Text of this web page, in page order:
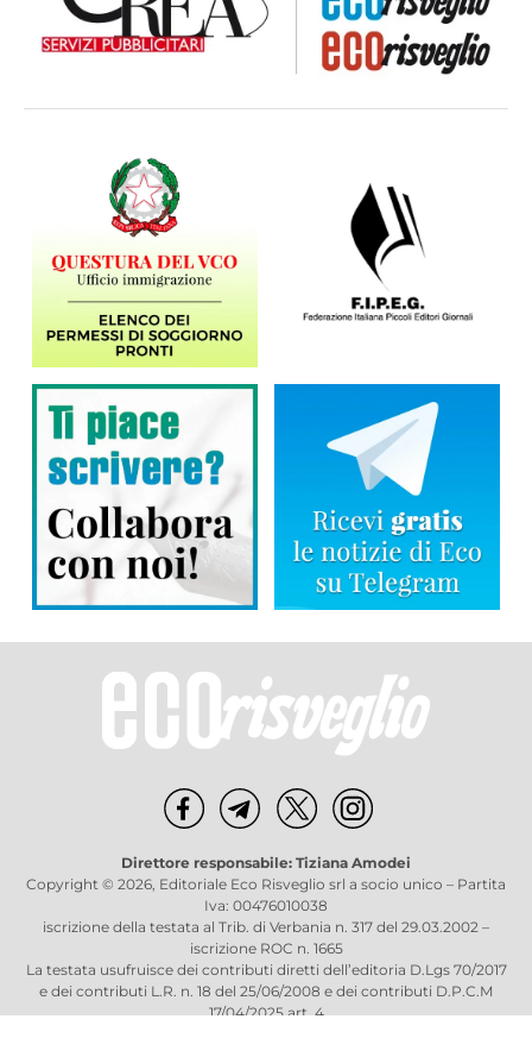
Direttore responsabile: Tiziana Amodei
Copyright © 2026, Editoriale Eco Risveglio srl a socio unico – Partita
Iva: 00476010038
iscrizione della testata al Trib. di Verbania n. 317 del 29.03.2002 –
iscrizione ROC n. 1665
La testata usufruisce dei contributi diretti dell’editoria D.Lgs 70/2017
e dei contributi L.R. n. 18 del 25/06/2008 e dei contributi D.P.C.M
17/04/2025 art. 4